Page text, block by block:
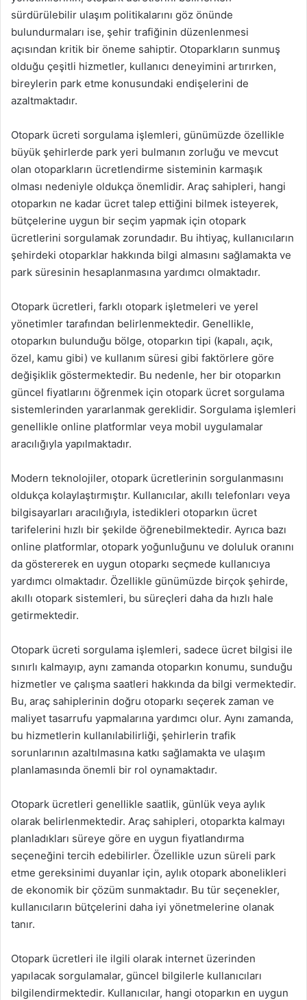
sürdürülebilir ulaşım politikalarını göz önünde
bulundurmaları ise, şehir trafiğinin düzenlenmesi
açısından kritik bir öneme sahiptir. Otoparkların sunmuş
olduğu çeşitli hizmetler, kullanıcı deneyimini artırırken,
bireylerin park etme konusundaki endişelerini de
azaltmaktadır.
Otopark ücreti sorgulama işlemleri, günümüzde özellikle
büyük şehirlerde park yeri bulmanın zorluğu ve mevcut
olan otoparkların ücretlendirme sisteminin karmaşık
olması nedeniyle oldukça önemlidir. Araç sahipleri, hangi
otoparkın ne kadar ücret talep ettiğini bilmek isteyerek,
bütçelerine uygun bir seçim yapmak için otopark
ücretlerini sorgulamak zorundadır. Bu ihtiyaç, kullanıcıların
şehirdeki otoparklar hakkında bilgi almasını sağlamakta ve
park süresinin hesaplanmasına yardımcı olmaktadır.
Otopark ücretleri, farklı otopark işletmeleri ve yerel
yönetimler tarafından belirlenmektedir. Genellikle,
otoparkın bulunduğu bölge, otoparkın tipi (kapalı, açık,
özel, kamu gibi) ve kullanım süresi gibi faktörlere göre
değişiklik göstermektedir. Bu nedenle, her bir otoparkın
güncel fiyatlarını öğrenmek için otopark ücret sorgulama
sistemlerinden yararlanmak gereklidir. Sorgulama işlemleri
genellikle online platformlar veya mobil uygulamalar
aracılığıyla yapılmaktadır.
Modern teknolojiler, otopark ücretlerinin sorgulanmasını
oldukça kolaylaştırmıştır. Kullanıcılar, akıllı telefonları veya
bilgisayarları aracılığıyla, istedikleri otoparkın ücret
tarifelerini hızlı bir şekilde öğrenebilmektedir. Ayrıca bazı
online platformlar, otopark yoğunluğunu ve doluluk oranını
da göstererek en uygun otoparkı seçmede kullanıcıya
yardımcı olmaktadır. Özellikle günümüzde birçok şehirde,
akıllı otopark sistemleri, bu süreçleri daha da hızlı hale
getirmektedir.
Otopark ücreti sorgulama işlemleri, sadece ücret bilgisi ile
sınırlı kalmayıp, aynı zamanda otoparkın konumu, sunduğu
hizmetler ve çalışma saatleri hakkında da bilgi vermektedir.
Bu, araç sahiplerinin doğru otoparkı seçerek zaman ve
maliyet tasarrufu yapmalarına yardımcı olur. Aynı zamanda,
bu hizmetlerin kullanılabilirliği, şehirlerin trafik
sorunlarının azaltılmasına katkı sağlamakta ve ulaşım
planlamasında önemli bir rol oynamaktadır.
Otopark ücretleri genellikle saatlik, günlük veya aylık
olarak belirlenmektedir. Araç sahipleri, otoparkta kalmayı
planladıkları süreye göre en uygun fiyatlandırma
seçeneğini tercih edebilirler. Özellikle uzun süreli park
etme gereksinimi duyanlar için, aylık otopark abonelikleri
de ekonomik bir çözüm sunmaktadır. Bu tür seçenekler,
kullanıcıların bütçelerini daha iyi yönetmelerine olanak
tanır.
Otopark ücretleri ile ilgili olarak internet üzerinden
yapılacak sorgulamalar, güncel bilgilerle kullanıcıları
bilgilendirmektedir. Kullanıcılar, hangi otoparkın en uygun